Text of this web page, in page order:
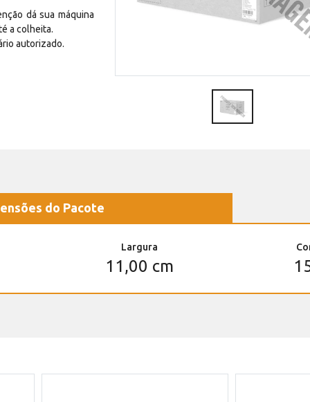
dá sua máquina
a colheita.
autorizado.
do Pacote
Largura
11,00 cm